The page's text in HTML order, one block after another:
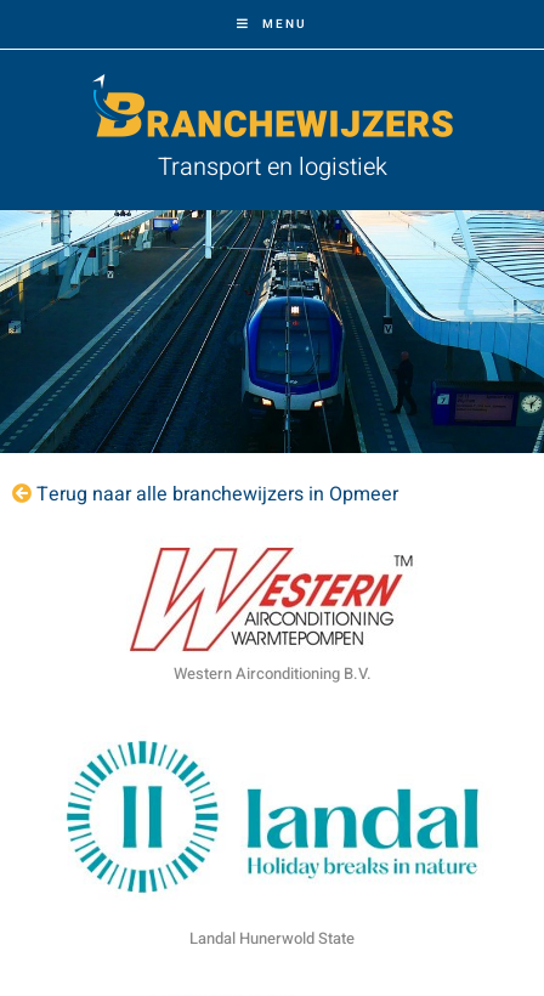
MENU
Transport en logistiek
Terug naar alle branchewijzers in Opmeer
Western Airconditioning B.V.
Landal Hunerwold State